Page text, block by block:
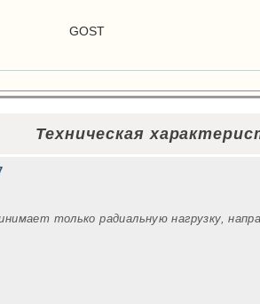
GOST
Техническая
только радиальную нагрузку,